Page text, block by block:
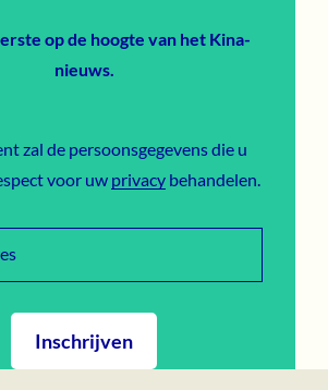
op de hoogte van het Kina-
nieuws.
zal de persoonsgegevens die u
voor uw privacybehandelen.
Inschrijven